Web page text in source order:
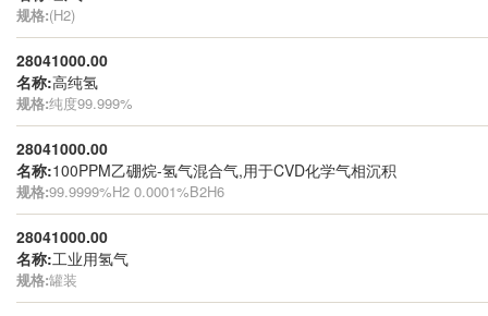
规格:(H2)
28041000.00
名称:高纯氢
规格:纯度99.999%
28041000.00
名称:100PPM乙硼烷-氢气混合气,用于CVD化学气相沉积
规格:99.9999%H2 0.0001%B2H6
28041000.00
名称:工业用氢气
规格:罐装